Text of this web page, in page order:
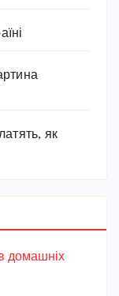
як
домашніх